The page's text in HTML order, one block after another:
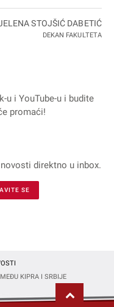
STOJŠIĆ DABETIĆ
DEKAN FAKULTETA
-u i YouTube-u i budite
promaći!
direktno u inbox.
KIPRA I SRBIJE